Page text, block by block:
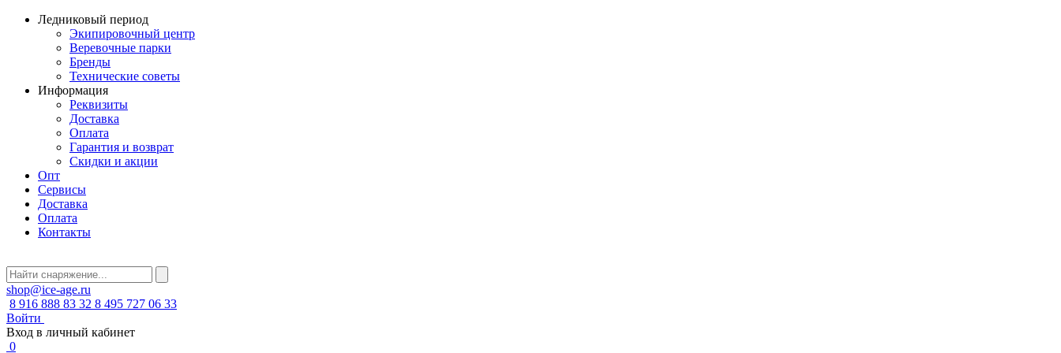
Ледниковый период
Экипировочный центр
Веревочные парки
Бренды
Технические советы
Информация
Реквизиты
Доставка
Оплата
Гарантия и возврат
Скидки и акции
Опт
Сервисы
Доставка
Оплата
Контакты
shop@ice-age.ru
8 916 888 83 32 8 495 727 06 33
Войти
Вход в личный кабинет
0